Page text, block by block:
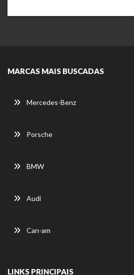
MARCAS MAIS BUSCADAS
Mercedes-Benz
Porsche
BMW
Audi
Can-am
LINKS PRINCIPAIS